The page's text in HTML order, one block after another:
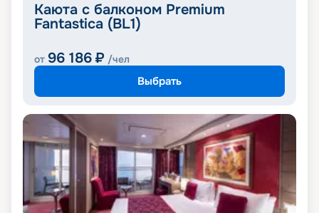
Каюта с балконом Premium
Fantastica (BL1)
от 96 186 ₽ /чел
Выбрать